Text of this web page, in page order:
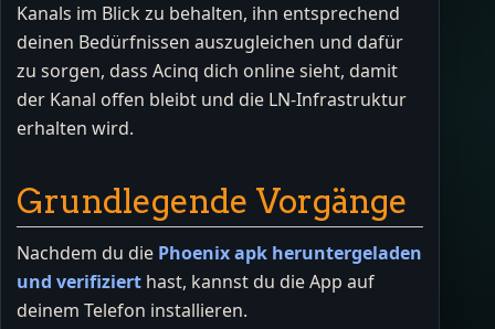
Kanals im Blick zu behalten, ihn entsprechend
deinen Bedürfnissen auszugleichen und dafür
zu sorgen, dass Acinq dich online sieht, damit
der Kanal offen bleibt und die LN-Infrastruktur
erhalten wird.
Grundlegende Vorgänge
Nachdem du die Phoenix apk heruntergeladen
und verifiziert hast, kannst du die App auf
deinem Telefon installieren.